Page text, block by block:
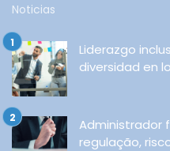
Noticias
Liderazgo
diversidad en
Administrador
regulação,